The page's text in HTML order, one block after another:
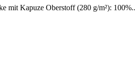
mit Kapuze Oberstoff (280 g/m²):